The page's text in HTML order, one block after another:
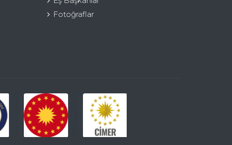
Fotoğraflar